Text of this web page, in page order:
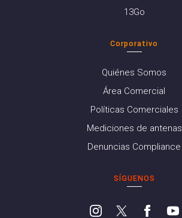
13Go
Corporativo
Quiénes Somos
Área Comercial
Políticas Comerciales
Mediciones de antenas
Denuncias Compliance
SÍGUENOS